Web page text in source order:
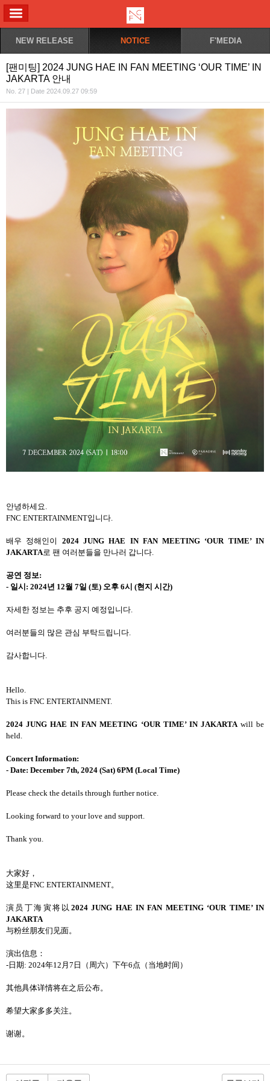
NEW RELEASE NOTICE F'MEDIA
[팬미팅] 2024 JUNG HAE IN FAN MEETING ‘OUR TIME’ IN
JAKARTA 안내
No. 27 | Date 2024.09.27 09:59
안녕하세요.
FNC ENTERTAINMENT입니다.
배우 정해인이 2024 JUNG HAE IN FAN MEETING ‘OUR TIME’ IN
JAKARTA로 팬 여러분들을 만나러 갑니다.
공연 정보:
- 일시: 2024년 12월 7일 (토) 오후 6시 (현지 시간)
자세한 정보는 추후 공지 예정입니다.
여러분들의 많은 관심 부탁드립니다.
감사합니다.
Hello.
This is FNC ENTERTAINMENT.
2024 JUNG HAE IN FAN MEETING ‘OUR TIME’ IN JAKARTAwill be
held.
Concert Information:
- Date: December 7th, 2024 (Sat) 6PM (Local Time)
Please check the details through further notice.
Looking forward to your love and support.
Thank you.
大家好，
这里是FNC ENTERTAINMENT。
演员丁海寅将以 2024 JUNG HAE IN FAN MEETING ‘OUR TIME’ IN
JAKARTA
与粉丝朋友们见面。
演出信息：
-日期: 2024年12月7日（周六）下午6点（当地时间）
其他具体详情将在之后公布。
希望大家多多关注。
谢谢。